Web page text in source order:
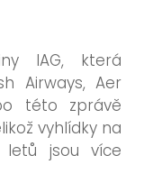
IAG, která
Airways, Aer
této zprávě
vyhlídky na
letů jsou více